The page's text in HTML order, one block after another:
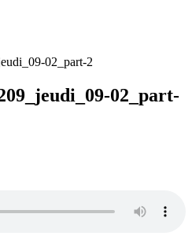
02_part-2
02_part-